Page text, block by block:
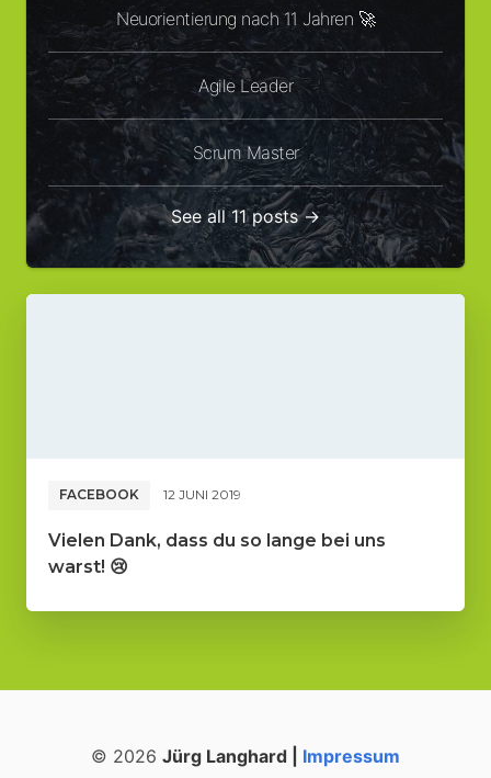
Neuorientierung nach 11 Jahren 🚀
Agile Leader
Scrum Master
See all 11 posts →
FACEBOOK 12 JUNI 2019
Vielen Dank, dass du so lange bei uns
warst! 😢
© 2026 Jürg Langhard | Impressum